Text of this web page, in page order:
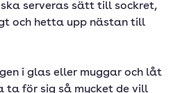
serveras sätt till sockret,
och hetta upp nästan till
i glas eller muggar och låt
ta för sig så mycket de vill